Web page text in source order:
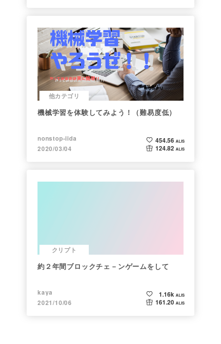
他カテゴリ
機械学習を体験してみよう！（難易度低）
nonstop-iida
2020/03/04
454.56 ALIS
124.82 ALIS
クリプト
約２年間ブロックチェ－ンゲームをして
kaya
2021/10/06
1.16k ALIS
161.20 ALIS